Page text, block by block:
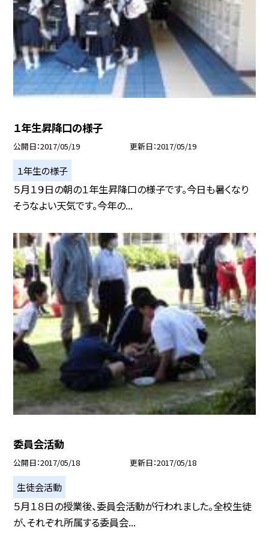
１年生昇降口の様子
公開日 2017/05/19 更新日 2017/05/19
１年生の様子
５月１９日の朝の１年生昇降口の様子です。今日も暑くなり
そうなよい天気です。今年の...
委員会活動
公開日 2017/05/18 更新日 2017/05/18
生徒会活動
５月１８日の授業後、委員会活動が行われました。全校生徒
が、それぞれ所属する委員会...